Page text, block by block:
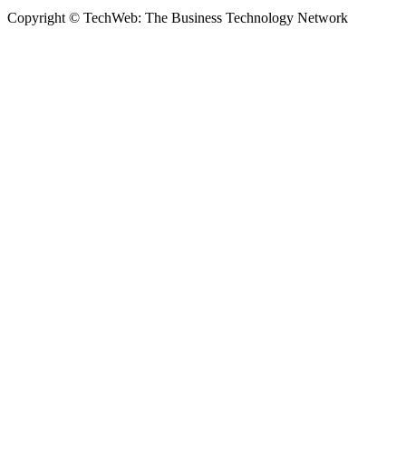
Copyright © TechWeb: The Business Technology Network